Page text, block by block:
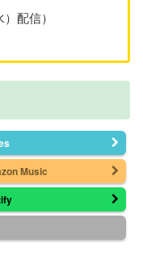
配信）
Music